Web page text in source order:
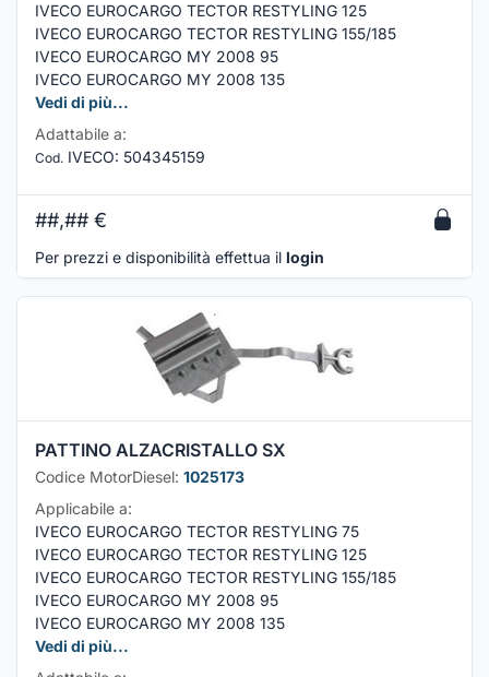
IVECO EUROCARGO TECTOR RESTYLING 125
IVECO EUROCARGO TECTOR RESTYLING 155/185
IVECO EUROCARGO MY 2008 95
IVECO EUROCARGO MY 2008 135
Vedi di più...
Adattabile a:
Cod. IVECO: 504345159
##,## €
Per prezzi e disponibilità effettua il login
PATTINO ALZACRISTALLO SX
Codice MotorDiesel: 1025173
Applicabile a:
IVECO EUROCARGO TECTOR RESTYLING 75
IVECO EUROCARGO TECTOR RESTYLING 125
IVECO EUROCARGO TECTOR RESTYLING 155/185
IVECO EUROCARGO MY 2008 95
IVECO EUROCARGO MY 2008 135
Vedi di più...